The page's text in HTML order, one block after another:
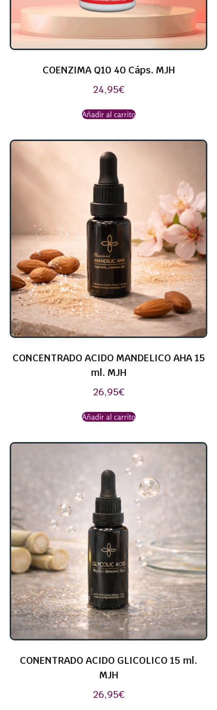
COENZIMA Q10 40 Cáps. MJH
24,95€
Añadir al carrito
CONCENTRADO ACIDO MANDELICO AHA 15
ml. MJH
26,95€
Añadir al carrito
CONENTRADO ACIDO GLICOLICO 15 ml.
MJH
26,95€